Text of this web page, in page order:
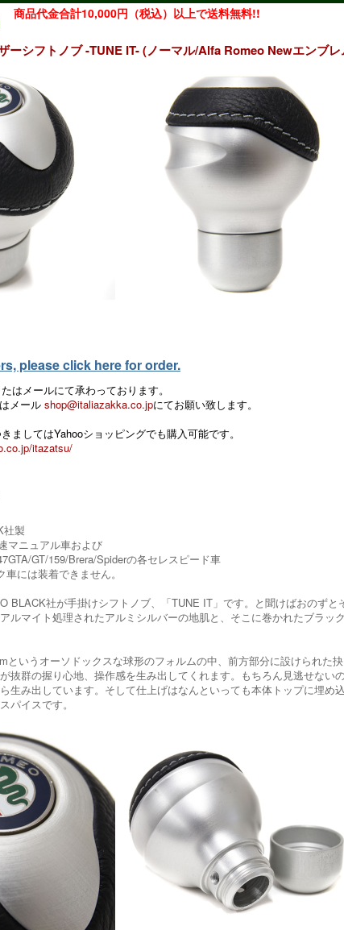
商品代金合計10,000円（税込）以上で送料無料!!
ーシフトノブ -TUNE IT- (ノーマル/Alfa Romeo Newエンブレ
please click here for order.
はメールにて承わっております。
メール shop@italiazakka.co.jpにてお願い致します。
ましてはYahooショッピングでも購入可能です。
itazatsu/
社製
マニュアル車および
GT/159/Brera/Spiderの各セレスピード車
には装着できません。
BLACK社が手掛けシフトノブ、「TUNE IT」です。と聞けばおのず
ルマイト処理されたアルミシルバーの地肌と、そこに巻かれたブラ
というオーソドックスな球形のフォルムの中、前方部分に設けられた
抜群の握り心地、操作感を生み出してくれます。もちろん見逃せな
生み出しています。そして仕上げはなんといっても本体トップに埋
パイスです。